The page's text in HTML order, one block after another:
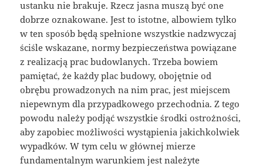
ustanku nie brakuje. Rzecz jasna muszą być one
dobrze oznakowane. Jest to istotne, albowiem tylko
w ten sposób będą spełnione wszystkie nadzwyczaj
ściśle wskazane, normy bezpieczeństwa powiązane
z realizacją prac budowlanych. Trzeba bowiem
pamiętać, że każdy plac budowy, obojętnie od
obrębu prowadzonych na nim prac, jest miejscem
niepewnym dla przypadkowego przechodnia. Z tego
powodu należy podjąć wszystkie środki ostrożności,
aby zapobiec możliwości wystąpienia jakichkolwiek
wypadków. W tym celu w głównej mierze
fundamentalnym warunkiem jest należyte